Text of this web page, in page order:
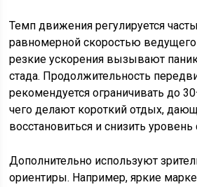
Темп движения регулируется
равномерной скоростью
резкие ускорения вызывают
стада. Продолжительность
рекомендуется ограничивать до
чего делают короткий отдых,
восстановиться и снизить уровень
Дополнительно используют
ориентиры. Например, яркие